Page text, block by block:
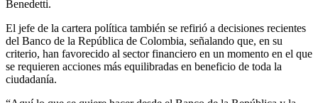
Benedetti.
El jefe de la cartera política también se refirió a decisiones recientes
del Banco de la República de Colombia, señalando que, en su
criterio, han favorecido al sector financiero en un momento en el que
se requieren acciones más equilibradas en beneficio de toda la
ciudadanía.